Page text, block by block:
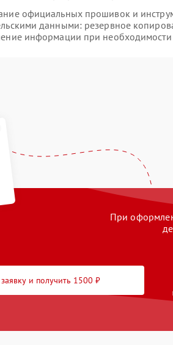
официальных прошивок и
данными: резервное
информации при необходимости
При
и получить 1500 ₽